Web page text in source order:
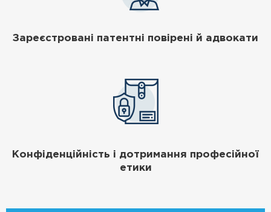
Зареєстровані патентні повірені й адвокати
Конфіденційність і дотримання професійної
етики